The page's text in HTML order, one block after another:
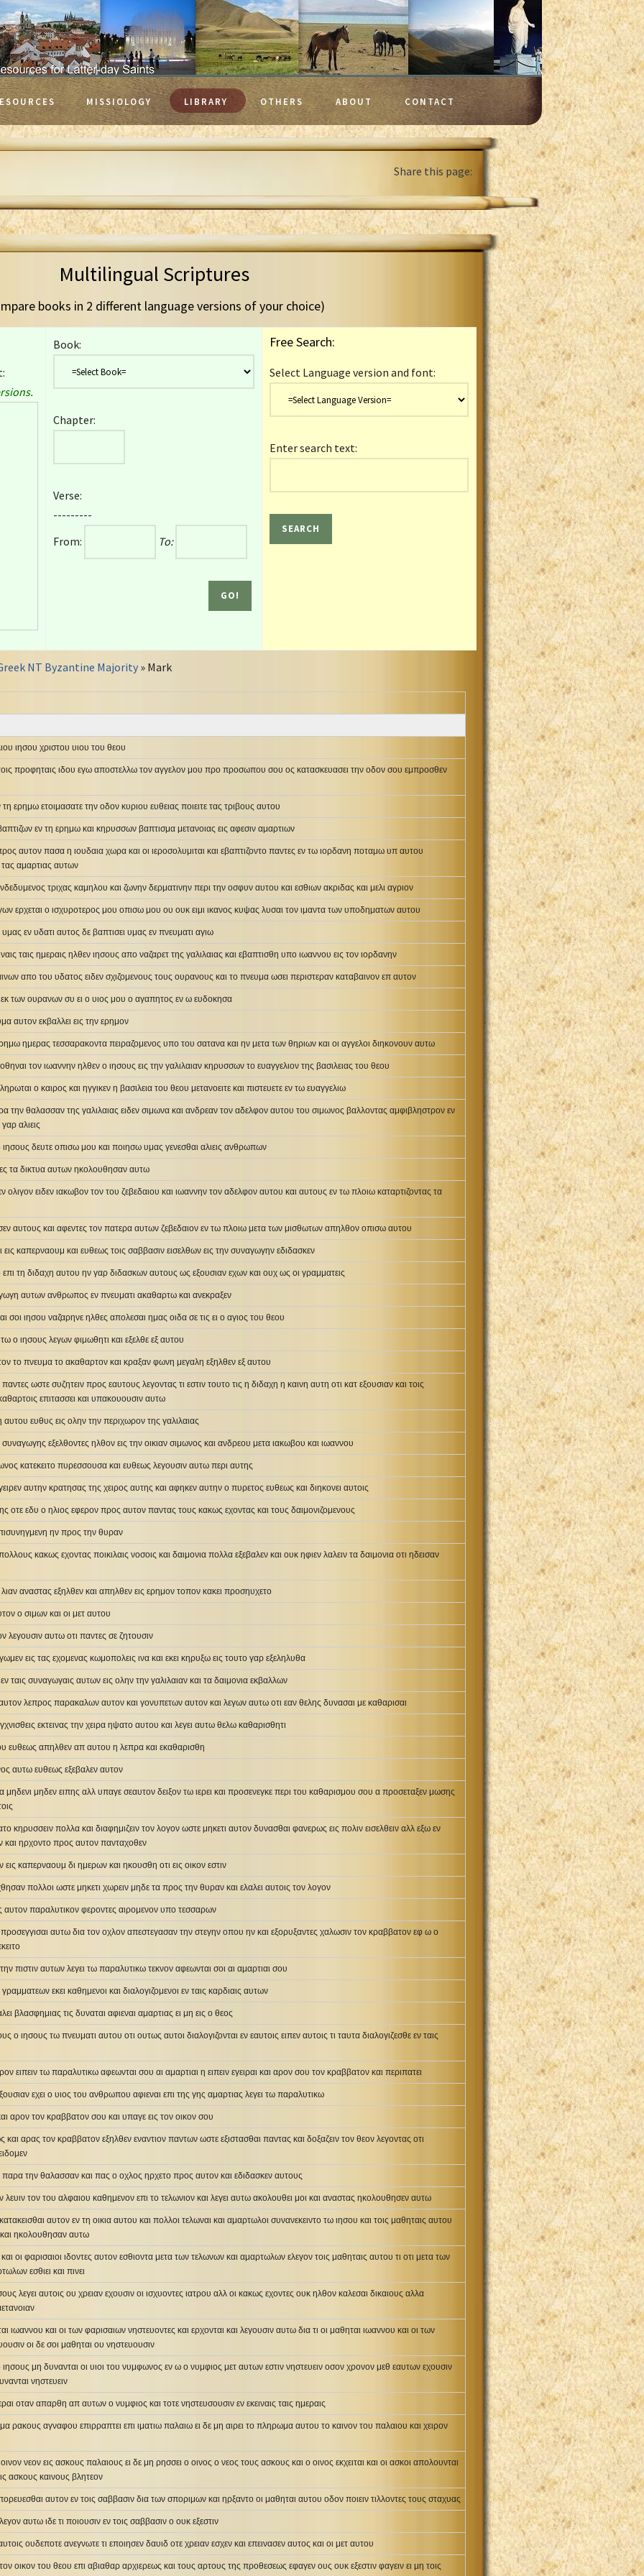
MISSIOLOGY LIBRARY OTHERS ABOUT CONTACT
Share this page:
Multilingual Scriptures
books in 2 different language versions of your choice)
Book:
Chapter:
Verse:
---------
From:
To:
Free Search:
Select Language version and font:
Enter search text:
NT Byzantine Majority » Mark
ιησου χριστου υιου του θεου
προφηταις ιδου εγω αποστελλω τον αγγελον μου προ προσωπου σου ος κατασκευασει την οδον σου εμπροσθεν
ερημω ετοιμασατε την οδον κυριου ευθειας ποιειτε τας τριβους αυτου
εν τη ερημω και κηρυσσων βαπτισμα μετανοιας εις αφεσιν αμαρτιων
αυτον πασα η ιουδαια χωρα και οι ιεροσολυμιται και εβαπτιζοντο παντες εν τω ιορδανη ποταμω υπ αυτου
αμαρτιας αυτων
τριχας καμηλου και ζωνην δερματινην περι την οσφυν αυτου και εσθιων ακριδας και μελι αγριον
ερχεται ο ισχυροτερος μου οπισω μου ου ουκ ειμι ικανος κυψας λυσαι τον ιμαντα των υποδηματων αυτου
εν υδατι αυτος δε βαπτισει υμας εν πνευματι αγιω
ταις ημεραις ηλθεν ιησους απο ναζαρετ της γαλιλαιας και εβαπτισθη υπο ιωαννου εις τον ιορδανην
απο του υδατος ειδεν σχιζομενους τους ουρανους και το πνευμα ωσει περιστεραν καταβαινον επ αυτον
εκ των ουρανων συ ει ο υιος μου ο αγαπητος εν ω ευδοκησα
αυτον εκβαλλει εις την ερημον
ημερας τεσσαρακοντα πειραζομενος υπο του σατανα και ην μετα των θηριων και οι αγγελοι διηκονουν αυτω
τον ιωαννην ηλθεν ο ιησους εις την γαλιλαιαν κηρυσσων το ευαγγελιον της βασιλειας του θεου
ο καιρος και ηγγικεν η βασιλεια του θεου μετανοειτε και πιστευετε εν τω ευαγγελιω
την θαλασσαν της γαλιλαιας ειδεν σιμωνα και ανδρεαν τον αδελφον αυτου του σιμωνος βαλλοντας αμφιβληστρον εν
αλιεις
ιησους δευτε οπισω μου και ποιησω υμας γενεσθαι αλιεις ανθρωπων
τα δικτυα αυτων ηκολουθησαν αυτω
ολιγον ειδεν ιακωβον τον του ζεβεδαιου και ιωαννην τον αδελφον αυτου και αυτους εν τω πλοιω καταρτιζοντας τα
αυτους και αφεντες τον πατερα αυτων ζεβεδαιον εν τω πλοιω μετα των μισθωτων απηλθον οπισω αυτου
εις καπερναουμ και ευθεως τοις σαββασιν εισελθων εις την συναγωγην εδιδασκεν
επι τη διδαχη αυτου ην γαρ διδασκων αυτους ως εξουσιαν εχων και ουχ ως οι γραμματεις
αυτων ανθρωπος εν πνευματι ακαθαρτω και ανεκραξεν
σοι ιησου ναζαρηνε ηλθες απολεσαι ημας οιδα σε τις ει ο αγιος του θεου
ο ιησους λεγων φιμωθητι και εξελθε εξ αυτου
το πνευμα το ακαθαρτον και κραξαν φωνη μεγαλη εξηλθεν εξ αυτου
ωστε συζητειν προς εαυτους λεγοντας τι εστιν τουτο τις η διδαχη η καινη αυτη οτι κατ εξουσιαν και τοις
επιτασσει και υπακουουσιν αυτω
αυτου ευθυς εις ολην την περιχωρον της γαλιλαιας
συναγωγης εξελθοντες ηλθον εις την οικιαν σιμωνος και ανδρεου μετα ιακωβου και ιωαννου
κατεκειτο πυρεσσουσα και ευθεως λεγουσιν αυτω περι αυτης
αυτην κρατησας της χειρος αυτης και αφηκεν αυτην ο πυρετος ευθεως και διηκονει αυτοις
οτε εδυ ο ηλιος εφερον προς αυτον παντας τους κακως εχοντας και τους δαιμονιζομενους
ην προς την θυραν
κακως εχοντας ποικιλαις νοσοις και δαιμονια πολλα εξεβαλεν και ουκ ηφιεν λαλειν τα δαιμονια οτι ηδεισαν
αναστας εξηλθεν και απηλθεν εις ερημον τοπον κακει προσηυχετο
ο σιμων και οι μετ αυτου
λεγουσιν αυτω οτι παντες σε ζητουσιν
εις τας εχομενας κωμοπολεις ινα και εκει κηρυξω εις τουτο γαρ εξεληλυθα
ταις συναγωγαις αυτων εις ολην την γαλιλαιαν και τα δαιμονια εκβαλλων
λεπρος παρακαλων αυτον και γονυπετων αυτον και λεγων αυτω οτι εαν θελης δυνασαι με καθαρισαι
εκτεινας την χειρα ηψατο αυτου και λεγει αυτω θελω καθαρισθητι
ευθεως απηλθεν απ αυτου η λεπρα και εκαθαρισθη
αυτω ευθεως εξεβαλεν αυτον
μηδενι μηδεν ειπης αλλ υπαγε σεαυτον δειξον τω ιερει και προσενεγκε περι του καθαρισμου σου α προσεταξεν μωσης
κηρυσσειν πολλα και διαφημιζειν τον λογον ωστε μηκετι αυτον δυνασθαι φανερως εις πολιν εισελθειν αλλ εξω εν
και ηρχοντο προς αυτον πανταχοθεν
εις καπερναουμ δι ημερων και ηκουσθη οτι εις οικον εστιν
πολλοι ωστε μηκετι χωρειν μηδε τα προς την θυραν και ελαλει αυτοις τον λογον
αυτον παραλυτικον φεροντες αιρομενον υπο τεσσαρων
αυτω δια τον οχλον απεστεγασαν την στεγην οπου ην και εξορυξαντες χαλωσιν τον κραββατον εφ ω ο
πιστιν αυτων λεγει τω παραλυτικω τεκνον αφεωνται σοι αι αμαρτιαι σου
εκει καθημενοι και διαλογιζομενοι εν ταις καρδιαις αυτων
βλασφημιας τις δυναται αφιεναι αμαρτιας ει μη εις ο θεος
ο ιησους τω πνευματι αυτου οτι ουτως αυτοι διαλογιζονται εν εαυτοις ειπεν αυτοις τι ταυτα διαλογιζεσθε εν ταις
ειπειν τω παραλυτικω αφεωνται σου αι αμαρτιαι η ειπειν εγειραι και αρον σου τον κραββατον και περιπατει
εχει ο υιος του ανθρωπου αφιεναι επι της γης αμαρτιας λεγει τω παραλυτικω
αρον τον κραββατον σου και υπαγε εις τον οικον σου
και αρας τον κραββατον εξηλθεν εναντιον παντων ωστε εξιστασθαι παντας και δοξαζειν τον θεον λεγοντας οτι
παρα την θαλασσαν και πας ο οχλος ηρχετο προς αυτον και εδιδασκεν αυτους
λευιν τον του αλφαιου καθημενον επι το τελωνιον και λεγει αυτω ακολουθει μοι και αναστας ηκολουθησεν αυτω
αυτον εν τη οικια αυτου και πολλοι τελωναι και αμαρτωλοι συνανεκειντο τω ιησου και τοις μαθηταις αυτου
ηκολουθησαν αυτω
και οι φαρισαιοι ιδοντες αυτον εσθιοντα μετα των τελωνων και αμαρτωλων ελεγον τοις μαθηταις αυτου τι οτι μετα των
εσθιει και πινει
λεγει αυτοις ου χρειαν εχουσιν οι ισχυοντες ιατρου αλλ οι κακως εχοντες ουκ ηλθον καλεσαι δικαιους αλλα
ιωαννου και οι των φαρισαιων νηστευοντες και ερχονται και λεγουσιν αυτω δια τι οι μαθηται ιωαννου και οι των
οι δε σοι μαθηται ου νηστευουσιν
ιησους μη δυνανται οι υιοι του νυμφωνος εν ω ο νυμφιος μετ αυτων εστιν νηστευειν οσον χρονον μεθ εαυτων εχουσιν
νηστευειν
οταν απαρθη απ αυτων ο νυμφιος και τοτε νηστευσουσιν εν εκειναις ταις ημεραις
ρακους αγναφου επιρραπτει επι ιματιω παλαιω ει δε μη αιρει το πληρωμα αυτου το καινον του παλαιου και χειρον
οινον νεον εις ασκους παλαιους ει δε μη ρησσει ο οινος ο νεος τους ασκους και ο οινος εκχειται και οι ασκοι απολουνται
ασκους καινους βλητεον
αυτον εν τοις σαββασιν δια των σποριμων και ηρξαντο οι μαθηται αυτου οδον ποιειν τιλλοντες τους σταχυας
αυτω ιδε τι ποιουσιν εν τοις σαββασιν ο ουκ εξεστιν
ουδεποτε ανεγνωτε τι εποιησεν δαυιδ οτε χρειαν εσχεν και επεινασεν αυτος και οι μετ αυτου
οικον του θεου επι αβιαθαρ αρχιερεως και τους αρτους της προθεσεως εφαγεν ους ουκ εξεστιν φαγειν ει μη τοις